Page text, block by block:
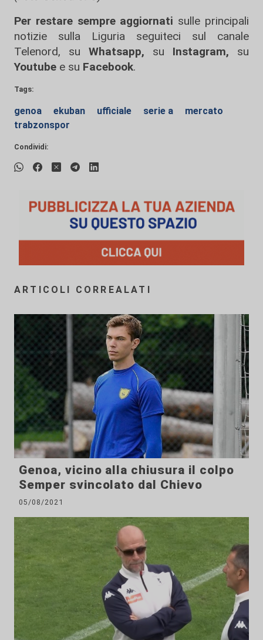
Per restare sempre aggiornati sulle principali
notizie sulla Liguria seguiteci sul canale
Telenord, su
Whatsapp, su Instagram, su
Youtube e su Facebook.
Tags:
genoa ekuban ufficiale serie a
mercato
trabzonspor
Condividi:
ARTICOLI CORREALATI
Genoa, vicino alla chiusura il colpo
Semper svincolato dal Chievo
05/08/2021